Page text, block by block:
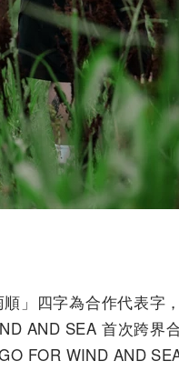
」四字為合作代表字
AND SEA 首次跨界
FOR WIND AND SEA